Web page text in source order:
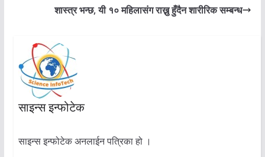
शास्त्र भन्छ, यी १० महिलासंग राख्नु हुँदैन शारीरिक सम्बन्ध
साइन्स इन्फोटेक
साइन्स इन्फोटेक अनलाईन पत्रिका हो ।